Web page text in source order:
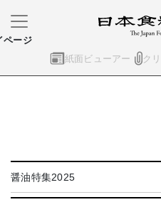
紙面ビューアー ク
ページ
醤油特集2025